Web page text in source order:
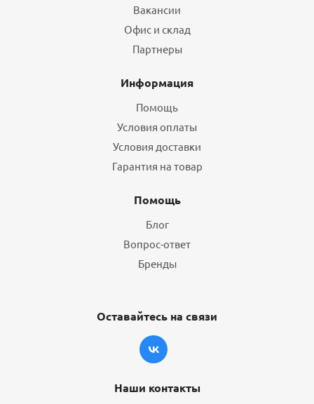
Вакансии
Офис и склад
Партнеры
Информация
Помощь
Условия оплаты
Условия доставки
Гарантия на товар
Помощь
Блог
Вопрос-ответ
Бренды
Оставайтесь на связи
Наши контакты